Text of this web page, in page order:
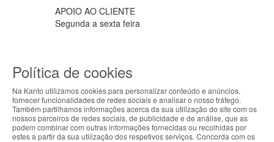
APOIO AO CLIENTE
Segunda a sexta feira
Clique para iniciar chat
PARCEIROS LOGISTICOS
MÉTODOS DE PAGAMENTO
ABOUT THE COOKIES
Kanto handles information about your visit using
cookies that improve the performance of the
Política de cookies
Na Kanto utilizamos cookies para personalizar conteúdo e anúncios,
fornecer funcionalidades de redes sociais e analisar o nosso tráfego.
Também partilhamos informações acerca da sua utilização do site com os
nossos parceiros de redes sociais, de publicidade e de análise, que as
podem combinar com outras informações fornecidas ou recolhidas por
estes a partir da sua utilização dos respetivos serviços. Concorda com os